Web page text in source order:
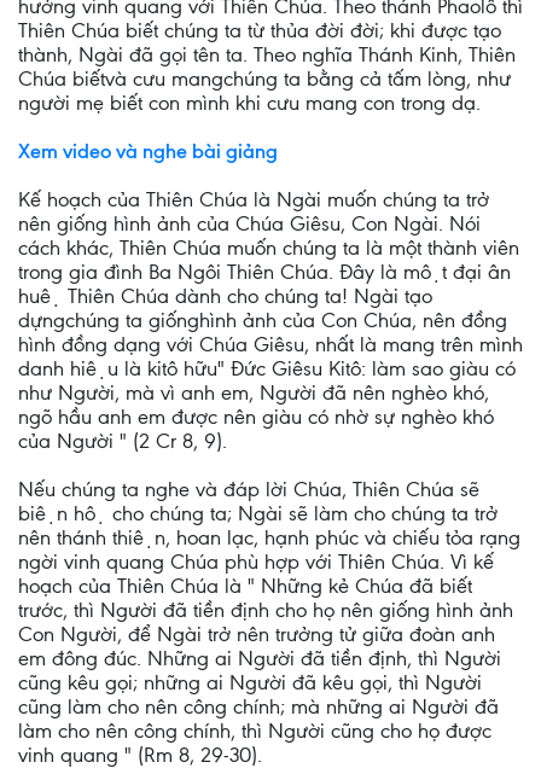
hưởng vinh quang với Thiên Chúa. Theo thánh Phaolô thì
Thiên Chúa biết chúng ta từ thủa đời đời; khi được tạo
thành, Ngài đã gọi tên ta. Theo nghĩa Thánh Kinh, Thiên
Chúa biếtvà cưu mangchúng ta bằng cả tấm lòng, như
người mẹ biết con mình khi cưu mang con trong dạ.
Xem video và nghe bài giảng
Kế hoạch của Thiên Chúa là Ngài muốn chúng ta trở
nên giống hình ảnh của Chúa Giêsu, Con Ngài. Nói
cách khác, Thiên Chúa muốn chúng ta là một thành viên
trong gia đình Ba Ngôi Thiên Chúa. Đây là một đại ân
huệ Thiên Chúa dành cho chúng ta! Ngài tạo
dựngchúng ta giốnghình ảnh của Con Chúa, nên đồng
hình đồng dạng với Chúa Giêsu, nhất là mang trên mình
danh hiệu là kitô hữu" Đức Giêsu Kitô: làm sao giàu có
như Người, mà vì anh em, Người đã nên nghèo khó,
ngõ hầu anh em được nên giàu có nhờ sự nghèo khó
của Người " (2 Cr 8, 9).
Nếu chúng ta nghe và đáp lời Chúa, Thiên Chúa sẽ
biện hộ cho chúng ta; Ngài sẽ làm cho chúng ta trở
nên thánh thiện, hoan lạc, hạnh phúc và chiếu tỏa rạng
ngời vinh quang Chúa phù hợp với Thiên Chúa. Vì kế
hoạch của Thiên Chúa là " Những kẻ Chúa đã biết
trước, thì Người đã tiền định cho họ nên giống hình ảnh
Con Người, để Ngài trở nên trưởng tử giữa đoàn anh
em đông đúc. Những ai Người đã tiền định, thì Người
cũng kêu gọi; những ai Người đã kêu gọi, thì Người
cũng làm cho nên công chính; mà những ai Người đã
làm cho nên công chính, thì Người cũng cho họ được
vinh quang " (Rm 8, 29-30).